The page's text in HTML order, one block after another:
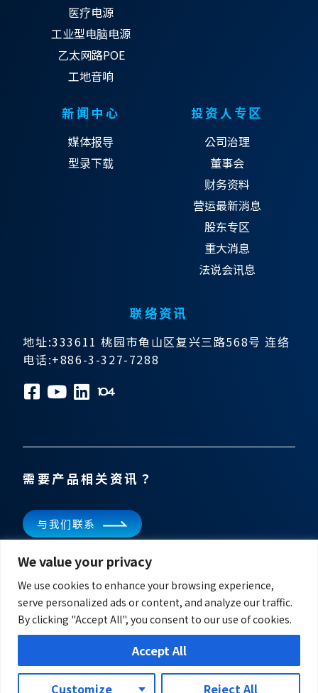
We value your privacy
We use cookies to enhance your browsing experience,
serve personalized ads or content, and analyze our traffic.
By clicking "Accept All", you consent to our use of cookies.
Customize Reject All
Accept All
医疗电源
工业型电脑电源
乙太网路POE
工地音响
新闻中心
媒体报导
型录下载
投资人专区
公司治理
董事会
财务资料
营运最新消息
股东专区
重大消息
法说会讯息
联络资讯
地址:333611 桃园市龟山区复兴三路568号 连络
电话:+886-3-327-7288
订阅电子报
需要产品相关资讯？
与我们联系